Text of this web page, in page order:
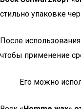
стильно упаковке
После
чтобы применение
Его можно